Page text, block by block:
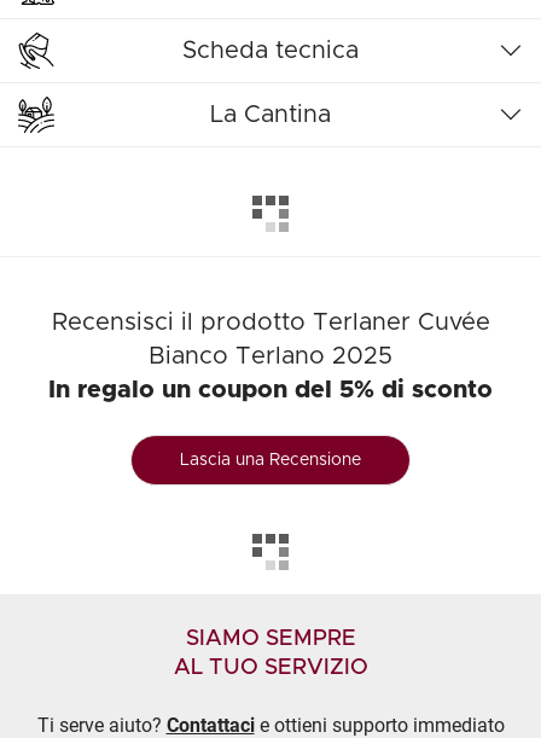
Scheda tecnica
La Cantina
Recensisci il prodotto Terlaner Cuvée
Bianco Terlano 2025
In regalo un coupon del 5% di sconto
Lascia una Recensione
SIAMO SEMPRE
AL TUO SERVIZIO
Ti serve aiuto? Contattacie ottieni supporto immediato